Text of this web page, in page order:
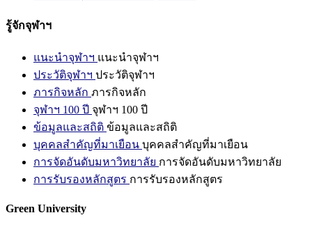
รู้จักจุฬาฯ
แนะนำจุฬาฯ แนะนำจุฬาฯ
ประวัติจุฬาฯ ประวัติจุฬาฯ
ภารกิจหลัก ภารกิจหลัก
จุฬาฯ 100 ปี จุฬาฯ 100 ปี
ข้อมูลและสถิติ ข้อมูลและสถิติ
บุคคลสำคัญที่มาเยือน บุคคลสำคัญที่มาเยือน
การจัดอันดับมหาวิทยาลัย การจัดอันดับมหาวิทยาลัย
การรับรองหลักสูตร การรับรองหลักสูตร
Green University